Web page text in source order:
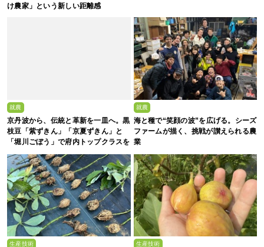
け農家」という新しい距離感
就農
京丹波から、伝統と革新を一皿へ。黒
枝豆「紫ずきん」「京夏ずきん」と
「堀川ごぼう」で府内トップクラスを
就農
海と種で“笑顔の波”を広げる。シーズ
ファームが描く、挑戦が讃えられる農
業
生産技術 生産技術